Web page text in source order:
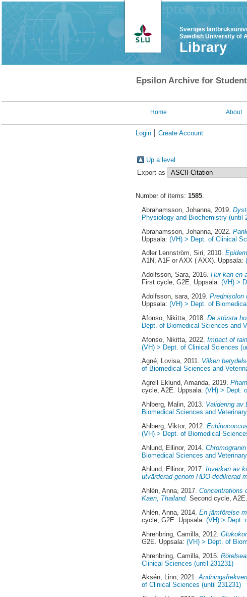
Sveriges
Swedish University of
Library
Epsilon Archive for
Home About
Login Create Account
Up a level
Export as
Number of items: 1585.
Abrahamsson, Johanna , 2019.
Physiology and Biochemistry (until
Abrahamsson, Johanna , 2022.
Uppsala:(VH) > Dept. of Clinical
Adler Lennström, Siri, 2010.
A1N, A1F or AXX ( AXX). Uppsala:
Adolfsson, Sara, 2016.Hur kan en
First cycle, G2E. Uppsala:(VH) >
Adolfsson, sara , 2019.Prednisolon
Uppsala:(VH) > Dept. of
Afonso, Nikitta , 2018.De största
Dept. of Biomedical Sciences and
Afonso, Nikitta , 2022.Impact of
(VH) > Dept. of Clinical Sciences
Agné, Lovisa, 2011. Vilken
of Biomedical Sciences and
Agrell Eklund, Amanda, 2019.
cycle, A2E. Uppsala:(VH) > Dept.
Ahlberg, Malin , 2013. Validering av
Biomedical Sciences and
Ahlberg, Viktor, 2012.
(VH) > Dept. of Biomedical
Ahlund, Ellinor, 2014.
Biomedical Sciences and
Ahlund, Ellinor, 2017.Inverkan av
utvärderad genom HDO-dedikerad
Ahlén, Anna, 2017.Concentrations
Kaen, Thailand. Second cycle,
Ahlén, Anna , 2014.En jämförelse
cycle, G2E. Uppsala:(VH) > Dept.
Ahrenbring, Camilla , 2012.
G2E. Uppsala:(VH) > Dept. of
Ahrenbring, Camilla , 2015.
Clinical Sciences (until 231231)
Aksén, Linn, 2021.
of Clinical Sciences (until 231231)